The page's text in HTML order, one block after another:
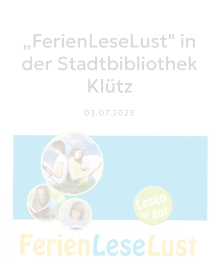
„FerienLeseLust" in
der Stadtbibliothek
Klütz
03.07.2025